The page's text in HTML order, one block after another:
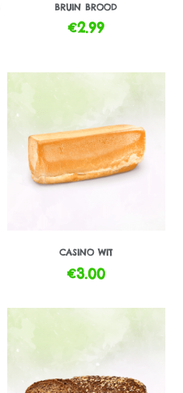
BRUIN BROOD
€2.99
CASINO WIT
€3.00